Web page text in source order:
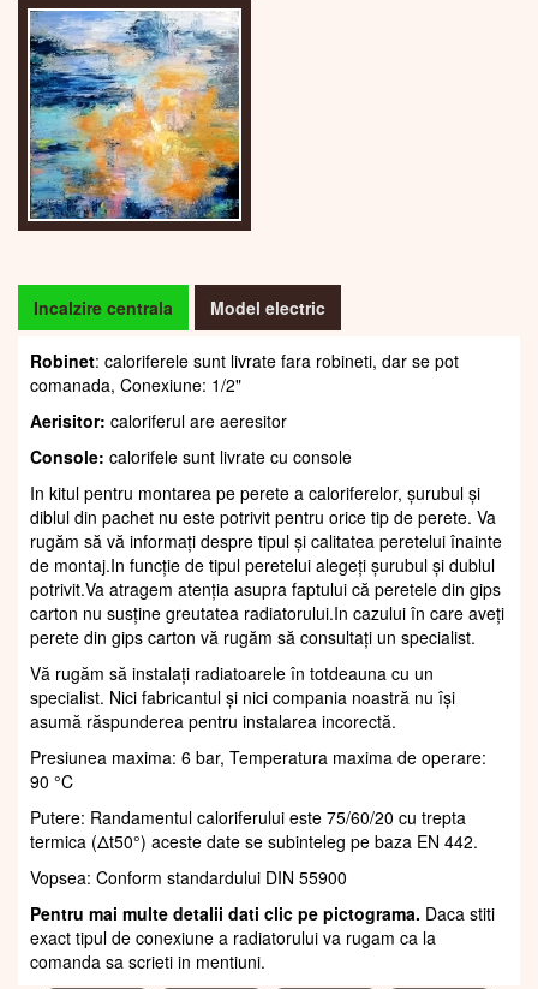
Incalzire centrala Model electric
Robinet: caloriferele sunt livrate fara robineti, dar se pot
comanada, Conexiune: 1/2"
Aerisitor: caloriferul are aeresitor
Console: calorifele sunt livrate cu console
In kitul pentru montarea pe perete a caloriferelor, șurubul și
diblul din pachet nu este potrivit pentru orice tip de perete. Va
rugăm să vă informați despre tipul și calitatea peretelui înainte
de montaj.In funcție de tipul peretelui alegeți șurubul și dublul
potrivit.Va atragem atenția asupra faptului că peretele din gips
carton nu susține greutatea radiatorului.In cazului în care aveți
perete din gips carton vă rugăm să consultați un specialist.
Vă rugăm să instalați radiatoarele în totdeauna cu un
specialist. Nici fabricantul și nici compania noastră nu își
asumă răspunderea pentru instalarea incorectă.
Presiunea maxima: 6 bar, Temperatura maxima de operare:
90 °C
Putere: Randamentul caloriferului este 75/60/20 cu trepta
termica (Δt50°) aceste date se subinteleg pe baza EN 442.
Vopsea: Conform standardului DIN 55900
Pentru mai multe detalii dati clic pe pictograma. Daca stiti
exact tipul de conexiune a radiatorului va rugam ca la
comanda sa scrieti in mentiuni.